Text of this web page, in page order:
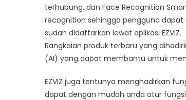
terhubung, dan Face Recognition
recognition sehingga pengguna
sudah didaftarkan lewat aplikasi EZVIZ.
Rangkaian produk terbaru yang
(AI) yang dapat membantu untuk
EZVIZ juga tentunya menghadirkan
dapat dengan mudah anda atur